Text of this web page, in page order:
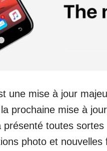
une mise à jour
prochaine mise à
présenté toutes sortes
photo et